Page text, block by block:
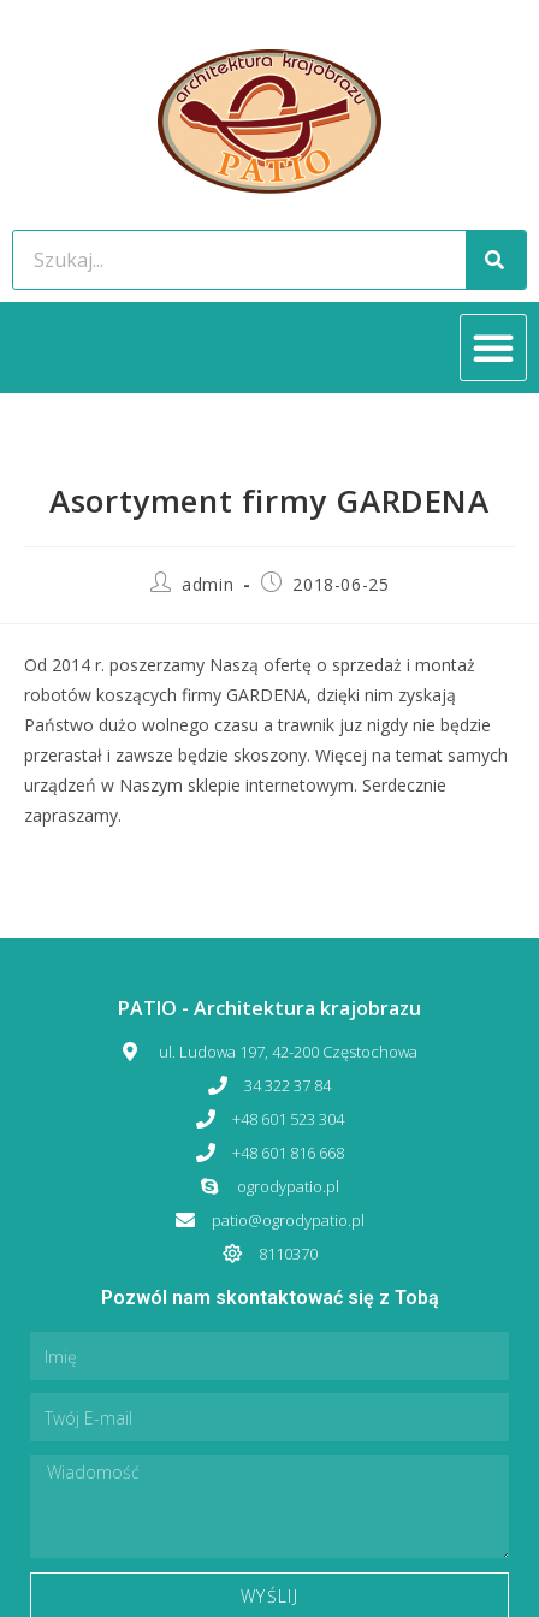
Asortyment firmy GARDENA
admin 2018-06-25
Od 2014 r. poszerzamy Naszą ofertę o sprzedaż i montaż
robotów koszących firmy GARDENA, dzięki nim zyskają
Państwo dużo wolnego czasu a trawnik juz nigdy nie będzie
przerastał i zawsze będzie skoszony. Więcej na temat samych
urządzeń w Naszym sklepie internetowym. Serdecznie
zapraszamy.
PATIO - Architektura krajobrazu
ul. Ludowa 197, 42-200 Częstochowa
34 322 37 84
+48 601 523 304
+48 601 816 668
ogrodypatio.pl
patio@ogrodypatio.pl
8110370​
Pozwól nam skontaktować się z Tobą
WYŚLIJ